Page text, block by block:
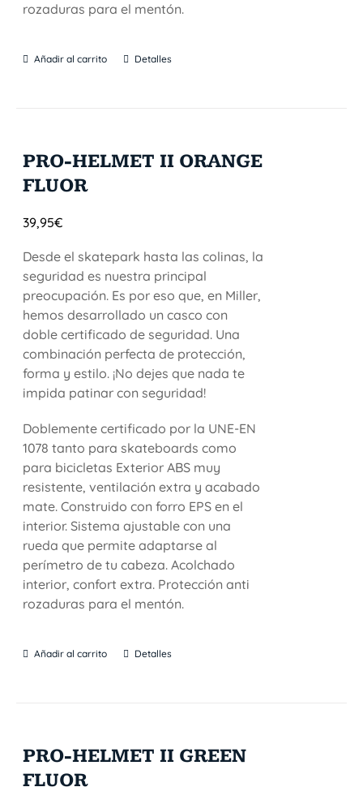
rozaduras para el mentón.
Añadir al carrito Detalles
PRO-HELMET II ORANGE
FLUOR
39,95€
Desde el skatepark hasta las colinas, la
seguridad es nuestra principal
preocupación. Es por eso que, en Miller,
hemos desarrollado un casco con
doble certificado de seguridad. Una
combinación perfecta de protección,
forma y estilo. ¡No dejes que nada te
impida patinar con seguridad!
Doblemente certificado por la UNE-EN
1078 tanto para skateboards como
para bicicletas Exterior ABS muy
resistente, ventilación extra y acabado
mate. Construido con forro EPS en el
interior. Sistema ajustable con una
rueda que permite adaptarse al
perímetro de tu cabeza. Acolchado
interior, confort extra. Protección anti
rozaduras para el mentón.
Añadir al carrito Detalles
PRO-HELMET II GREEN
FLUOR